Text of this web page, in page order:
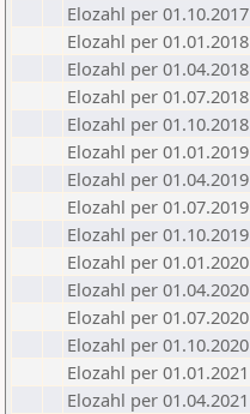
Elozahl per 01.10.2017
Elozahl per 01.01.2018
Elozahl per 01.04.2018
Elozahl per 01.07.2018
Elozahl per 01.10.2018
Elozahl per 01.01.2019
Elozahl per 01.04.2019
Elozahl per 01.07.2019
Elozahl per 01.10.2019
Elozahl per 01.01.2020
Elozahl per 01.04.2020
Elozahl per 01.07.2020
Elozahl per 01.10.2020
Elozahl per 01.01.2021
Elozahl per 01.04.2021